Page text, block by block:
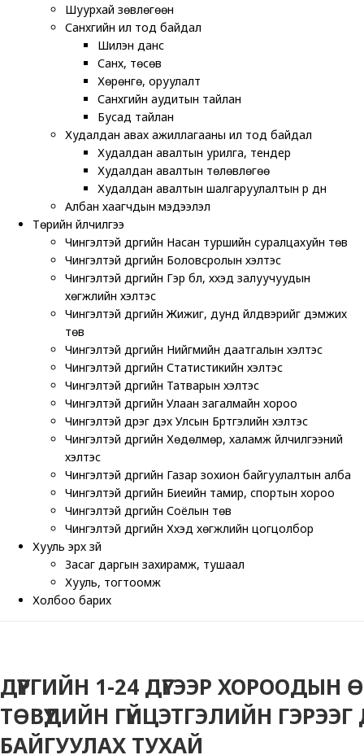
Шуурхай зөвлөгөөн
Санхүүгийн ил тод байдал
Шилэн данс
Санхүү, төсөв
Хөрөнгө, оруулалт
Санхүүгийн аудитын тайлан
Бусад тайлан
Худалдан авах ажиллагааны ил тод байдал
Худалдан авалтын урилга, тендер
Худалдан авалтын төлөвлөгөө
Худалдан авалтын шалгаруулалтын үр дүн
Албан хаагчдын мэдээлэл
Төрийн үйлчилгээ
Чингэлтэй дүүргийн Насан туршийн суралцахуйн төв
Чингэлтэй дүүргийн Боловсролын хэлтэс
Чингэлтэй дүүргийн Гэр бүл, хүүхэд залуучуудын
хөгжлийн хэлтэс
Чингэлтэй дүүргийн Жижиг, дунд үйлдвэрийг дэмжих
төв
Чингэлтэй дүүргийн Нийгмийн даатгалын хэлтэс
Чингэлтэй дүүргийн Статистикийн хэлтэс
Чингэлтэй дүүргийн Татварын хэлтэс
Чингэлтэй дүүргийн Улаан загалмайн хороо
Чингэлтэй дүүрэг дэх Улсын Бүртгэлийн хэлтэс
Чингэлтэй дүүргийн Хөдөлмөр, халамж үйлчилгээний
хэлтэс
Чингэлтэй дүүргийн Газар зохион байгуулалтын алба
Чингэлтэй дүүргийн Биеийн тамир, спортын хороо
Чингэлтэй дүүргийн Соёлын төв
Чингэлтэй дүүргийн Хүүхэд хөгжлийн цогцолбор
Хууль эрх зүй
Засаг даргын захирамж, тушаал
Хууль, тогтоомж
Холбоо барих
ДҮҮРГИЙН 1-24 ДҮГЭЭР ХОРООДЫН
ТӨВҮҮДИЙН ГҮЙЦЭТГЭЛИЙН
БАЙГУУЛАХ ТУХАЙ